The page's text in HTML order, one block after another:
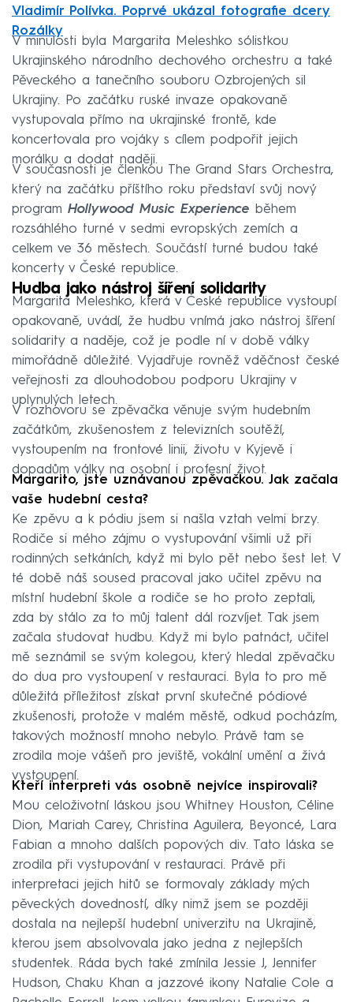
Vladimír Polívka. Poprvé ukázal fotografie dcery
Rozálky
V minulosti byla Margarita Meleshko sólistkou
Ukrajinského národního dechového orchestru a také
Pěveckého a tanečního souboru Ozbrojených sil
Ukrajiny. Po začátku ruské invaze opakovaně
vystupovala přímo na ukrajinské frontě, kde
koncertovala pro vojáky s cílem podpořit jejich
morálku a dodat naději.
V současnosti je členkou The Grand Stars Orchestra,
který na začátku příštího roku představí svůj nový
program Hollywood Music Experience během
rozsáhlého turné v sedmi evropských zemích a
celkem ve 36 městech. Součástí turné budou také
koncerty v České republice.
Hudba jako nástroj šíření solidarity
Margarita Meleshko, která v České republice vystoupí
opakovaně, uvádí, že hudbu vnímá jako nástroj šíření
solidarity a naděje, což je podle ní v době války
mimořádně důležité. Vyjadřuje rovněž vděčnost české
veřejnosti za dlouhodobou podporu Ukrajiny v
uplynulých letech.
V rozhovoru se zpěvačka věnuje svým hudebním
začátkům, zkušenostem z televizních soutěží,
vystoupením na frontové linii, životu v Kyjevě i
dopadům války na osobní i profesní život.
Margarito, jste uznávanou zpěvačkou. Jak začala
vaše hudební cesta?
Ke zpěvu a k pódiu jsem si našla vztah velmi brzy.
Rodiče si mého zájmu o vystupování všimli už při
rodinných setkáních, když mi bylo pět nebo šest let. V
té době náš soused pracoval jako učitel zpěvu na
místní hudební škole a rodiče se ho proto zeptali,
zda by stálo za to můj talent dál rozvíjet. Tak jsem
začala studovat hudbu. Když mi bylo patnáct, učitel
mě seznámil se svým kolegou, který hledal zpěvačku
do dua pro vystoupení v restauraci. Byla to pro mě
důležitá příležitost získat první skutečné pódiové
zkušenosti, protože v malém městě, odkud pocházím,
takových možností mnoho nebylo. Právě tam se
zrodila moje vášeň pro jeviště, vokální umění a živá
vystoupení.
Kteří interpreti vás osobně nejvíce inspirovali?
Mou celoživotní láskou jsou Whitney Houston, Céline
Dion, Mariah Carey, Christina Aguilera, Beyoncé, Lara
Fabian a mnoho dalších popových div. Tato láska se
zrodila při vystupování v restauraci. Právě při
interpretaci jejich hitů se formovaly základy mých
pěveckých dovedností, díky nimž jsem se později
dostala na nejlepší hudební univerzitu na Ukrajině,
kterou jsem absolvovala jako jedna z nejlepších
studentek. Ráda bych také zmínila Jessie J, Jennifer
Hudson, Chaku Khan a jazzové ikony Natalie Cole a